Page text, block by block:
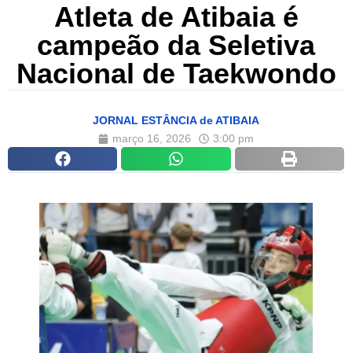
Atleta de Atibaia é
campeão da Seletiva
Nacional de Taekwondo
JORNAL ESTÂNCIA de ATIBAIA
março 16, 2026
3:00 pm